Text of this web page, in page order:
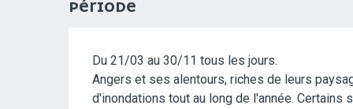
PÉRIODE
Du 21/03 au 30/11 tous les jours.
Angers et ses alentours, riches de leurs
d'inondations tout au long de l'année.